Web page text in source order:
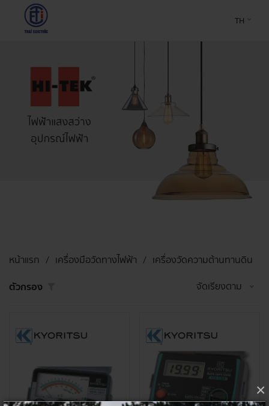
×
TH
หน้าแรก เครื่องมือวัดทางไฟฟ้า
เครื่องวัดความต้านทานดิน
ตัวกรอง
จัดเรียงตาม